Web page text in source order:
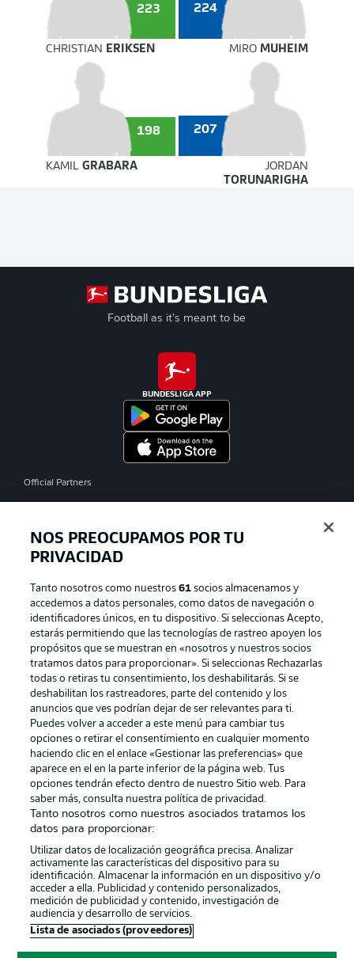
223 224
CHRISTIAN ERIKSEN MIROMUHEIM
198 207
KAMIL GRABARA
JORDAN
TORUNARIGHA
Football as it's meant to be
BUNDESLIGA APP
Official Partners
Publicidad Aviso legal
Gestionar las preferencias Declaracion de privacidad
Canales Trabajos
Jugadores Condiciones de uso
Sello Editorial Contacto
© 2026 Bundesliga-Gruppe GmbH
NOS PREOCUPAMOS POR TU
PRIVACIDAD
Tanto nosotros como nuestros61 socios almacenamos y
accedemos a datos personales, como datos de navegación o
identificadores únicos, en tu dispositivo. Si seleccionas Acepto,
estarás permitiendo que las tecnologías de rastreo apoyen los
propósitos que se muestran en «nosotros y nuestros socios
tratamos datos para proporcionar». Si seleccionas Rechazarlas
todas o retiras tu consentimiento, los deshabilitarás. Si se
deshabilitan los rastreadores, parte del contenido y los
anuncios que ves podrían dejar de ser relevantes para ti.
Puedes volver a acceder a este menú para cambiar tus
opciones o retirar el consentimiento en cualquier momento
haciendo clic en el enlace «Gestionar las preferencias» que
aparece en el en la parte inferior de la página web. Tus
opciones tendrán efecto dentro de nuestro Sitio web. Para
saber más, consulta nuestra política de privacidad.
Tanto nosotros como nuestros asociados tratamos los
datos para proporcionar:
Utilizar datos de localización geográfica precisa. Analizar
activamente las características del dispositivo para su
identificación. Almacenar la información en un dispositivo y/o
acceder a ella. Publicidad y contenido personalizados,
medición de publicidad y contenido, investigación de
audiencia y desarrollo de servicios.
Lista de asociados (proveedores)